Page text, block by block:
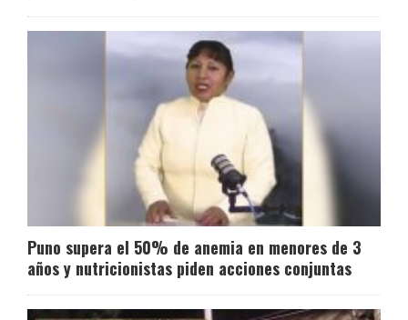
Puno supera el 50% de anemia en menores de 3
años y nutricionistas piden acciones conjuntas